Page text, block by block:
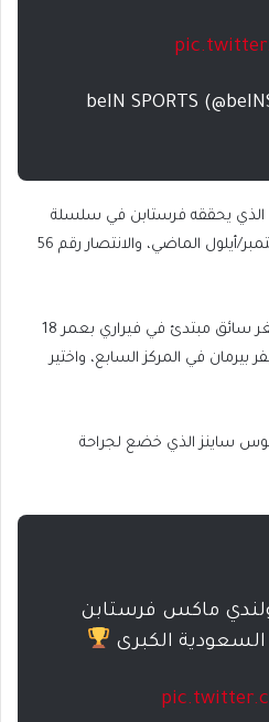
الذي يحققه فرستابن في سلسلة
انتصارات بدأت في اليابان في سبتمبر/أيلول الماضي، والانتصار رقم 56
وفي ظهوره الأول بالبطولة كأصغر سائق مبتدئ في فيراري بعمر 18
أوليفر بيرمان في المركز السابع، واختير
ساينز الذي خضع لجراحة
ماكس فرستابن
الكبرى